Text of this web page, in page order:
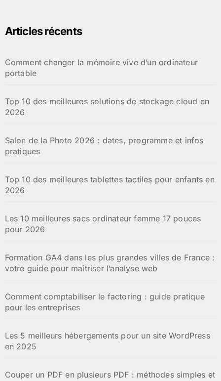
Articles récents
Comment changer la mémoire vive d’un ordinateur
portable
Top 10 des meilleures solutions de stockage cloud en
2026
Salon de la Photo 2026 : dates, programme et infos
pratiques
Top 10 des meilleures tablettes tactiles pour enfants en
2026
Les 10 meilleures sacs ordinateur femme 17 pouces
pour 2026
Formation GA4 dans les plus grandes villes de France :
votre guide pour maîtriser l’analyse web
Comment comptabiliser le factoring : guide pratique
pour les entreprises
Les 5 meilleurs hébergements pour un site WordPress
en 2025
Couper un PDF en plusieurs PDF : méthodes simples et